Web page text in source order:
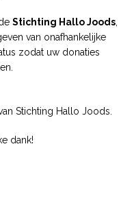
Stichting Hallo Joods,
van onafhankelijke
zodat uw donaties
Stichting Hallo Joods.
dank!